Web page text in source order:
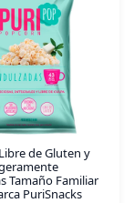
tu bienestar de
de Gluten y
Tamaño Familiar
PuriSnacks